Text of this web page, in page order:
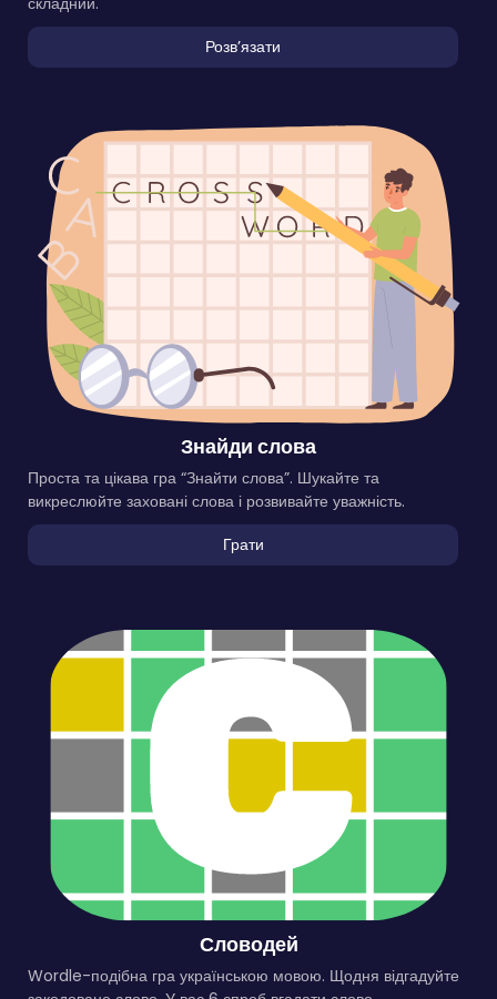
Розвʼязати
Знайди слова
Проста та цікава гра “Знайти слова”. Шукайте та
викреслюйте заховані слова і розвивайте уважність.
Грати
Словодей
Wordle-подібна гра українською мовою. Щодня відгадуйте